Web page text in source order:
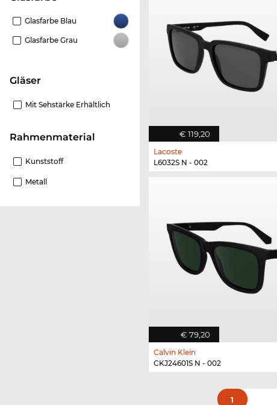
Glasfarbe Blau
Glasfarbe Grau
Gläser
Mit Sehstärke Erhältlich
Rahmenmaterial
Kunststoff
Metall
€ 119,20
Lacoste
L6032S N - 002
€ 79,20
Calvin Klein
CKJ24601S N - 002
1